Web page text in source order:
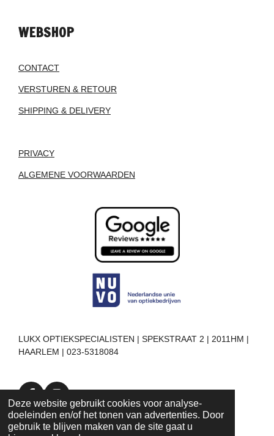
Deze website gebruikt cookies voor analyse-
doeleinden en/of het tonen van advertenties. Door
gebruik te blijven maken van de site gaat u
WEBSHOP
CONTACT
VERSTUREN & RETOUR
SHIPPING & DELIVERY
PRIVACY
ALGEMENE VOORWAARDEN
LUKX OPTIEKSPECIALISTEN | SPEKSTRAAT 2 | 2011HM |
HAARLEM | 023-5318084
F
a
c
I
n
s